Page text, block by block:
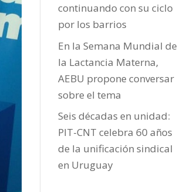
continuando con su ciclo
por los barrios
En la Semana Mundial de
la Lactancia Materna,
AEBU propone conversar
sobre el tema
Seis décadas en unidad:
PIT-CNT celebra 60 años
de la unificación sindical
en Uruguay